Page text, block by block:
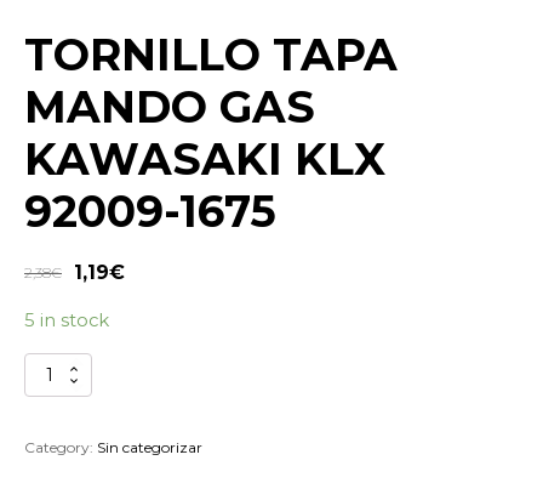
TORNILLO TAPA
MANDO GAS
KAWASAKI KLX
92009-1675
2,38€ 1,19€
5 in stock
TORNILLO
TAPA
GAS
Category: Sin categorizar